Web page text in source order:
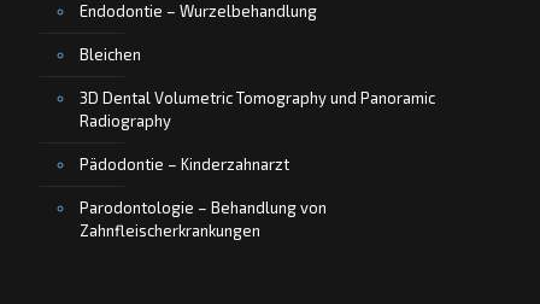
Endodontie – Wurzelbehandlung
Bleichen
3D Dental Volumetric Tomography und Panoramic
Radiography
Pädodontie – Kinderzahnarzt
Parodontologie – Behandlung von
Zahnfleischerkrankungen